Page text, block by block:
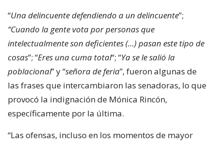
“Una delincuente defendiendo a un delincuente”;
“Cuando la gente vota por personas que
intelectualmente son deficientes (…) pasan este tipo de
cosas”; “Eres una cuma total“; “Ya se le salió la
poblacional” y “señora de feria”, fueron algunas de
las frases que intercambiaron las senadoras, lo que
provocó la indignación de Mónica Rincón,
específicamente por la última.
“Las ofensas, incluso en los momentos de mayor